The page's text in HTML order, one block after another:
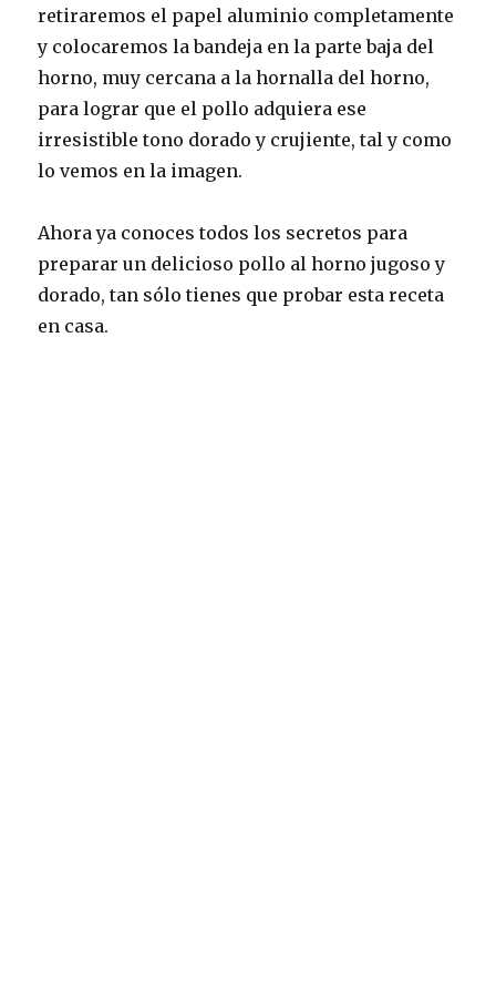
retiraremos el papel aluminio completamente
y colocaremos la bandeja en la parte baja del
horno, muy cercana a la hornalla del horno,
para lograr que el pollo adquiera ese
irresistible tono dorado y crujiente, tal y como
lo vemos en la imagen.
Ahora ya conoces todos los secretos para
preparar un delicioso pollo al horno jugoso y
dorado, tan sólo tienes que probar esta receta
en casa.